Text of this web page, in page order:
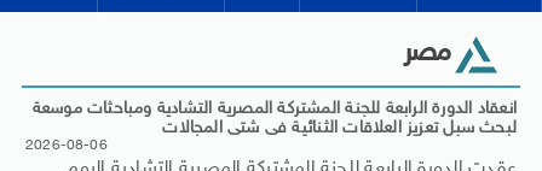
مصر
انعقاد الدورة الرابعة للجنة المشتركة المصرية التشادية ومباحثات موسعة
لبحث سبل تعزيز العلاقات الثنائية فى شتى المجالات
2026-08-06